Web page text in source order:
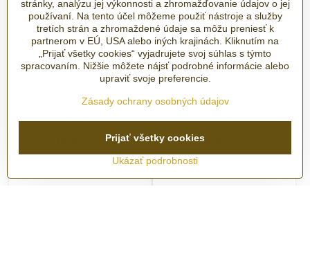
Hodinky Longines
Hydroconquest GMT
SKLADOM - ihneď k odberu
Hodinky Longines
Hydroconquest GMT
SKLADOM - ihneď k odberu
Do košíka
stránky, analýzu jej výkonnosti a zhromažďovanie údajov o jej
používaní. Na tento účel môžeme použiť nástroje a služby
tretích strán a zhromaždené údaje sa môžu preniesť k
partnerom v EÚ, USA alebo iných krajinách. Kliknutím na
„Prijať všetky cookies“ vyjadrujete svoj súhlas s týmto
spracovaním. Nižšie môžete nájsť podrobné informácie alebo
upraviť svoje preferencie.
Zásady ochrany osobných údajov
Ukázať podrobnosti
Prijať všetky cookies